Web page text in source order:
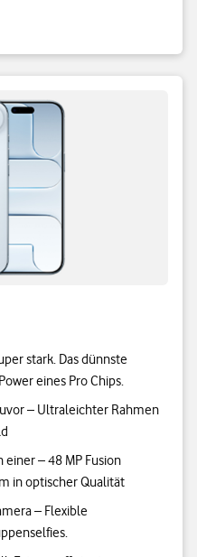
stark. Das dünnste
eines Pro Chips.
– Ultraleichter Rahmen
– 48 MP Fusion
in optischer Qualität
– Flexible